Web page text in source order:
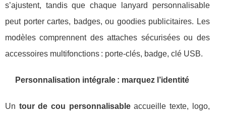
s’ajustent, tandis que chaque lanyard personnalisable
peut porter cartes, badges, ou goodies publicitaires. Les
modèles comprennent des attaches sécurisées ou des
accessoires multifonctions : porte-clés, badge, clé USB.
Personnalisation intégrale : marquez l’identité
Un tour de cou personnalisableaccueille texte, logo,